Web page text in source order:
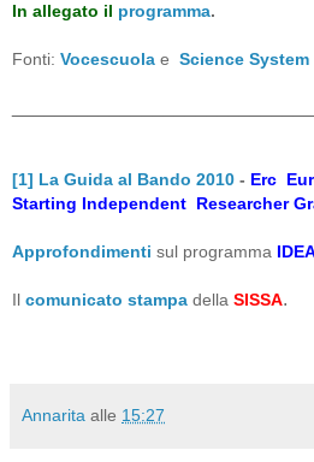
In allegato il programma.
Fonti: Vocescuola e Science System
[1] La Guida al Bando 2010 - Erc
Starting Independent Researcher
Approfondimenti sul programma
Il comunicato stampa della SISSA.
Annarita alle 15:27